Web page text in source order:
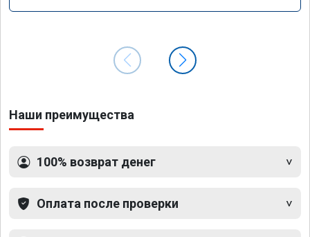
Наши преимущества
100% возврат денег
Оплата после проверки